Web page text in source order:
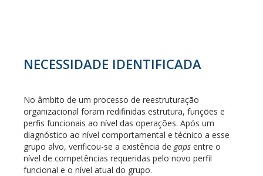
NECESSIDADE IDENTIFICADA
No âmbito de um processo de reestruturação
organizacional foram redifinidas estrutura, funções e
perfis funcionais ao nível das operações. Após um
diagnóstico ao nível comportamental e técnico a esse
grupo alvo, verificou-se a existência de gaps entre o
nível de competências requeridas pelo novo perfil
funcional e o nível atual do grupo.